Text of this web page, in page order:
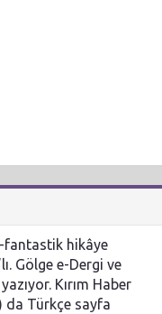
fantastik hikâye
Gölge e-Dergi ve
Kırım Haber
da Türkçe sayfa